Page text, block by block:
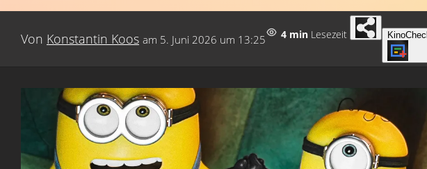
Von Konstantin Koos am 5. Juni 2026 um 13:25 4 min Lesezeit